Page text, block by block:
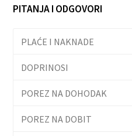
PITANJA I ODGOVORI
PLAĆE I NAKNADE
DOPRINOSI
POREZ NA DOHODAK
POREZ NA DOBIT